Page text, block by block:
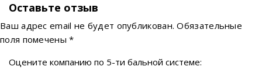
Оставьте отзыв
Ваш адрес email не будет опубликован. Обязательные
поля помечены*
Оцените компанию по 5-ти бальной системе: